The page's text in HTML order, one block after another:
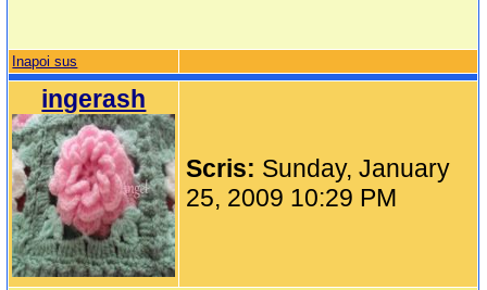
Inapoi sus
ingerash
Scris: Sunday, January
25, 2009 10:29 PM